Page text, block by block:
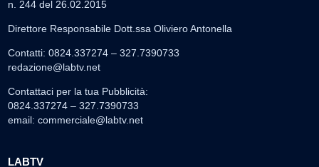
n. 244 del 26.02.2015
Direttore Responsabile Dott.ssa Oliviero Antonella
Contatti: 0824.337274 – 327.7390733
redazione@labtv.net
Contattaci per la tua Pubblicità:
0824.337274 – 327.7390733
email: commerciale@labtv.net
LABTV